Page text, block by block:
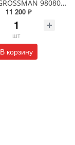
Зеркало GROSSMAN 98080 SENTO D800 800*800*45 LED с сенсорным выключателем
11 200 ₽
шт
В корзину